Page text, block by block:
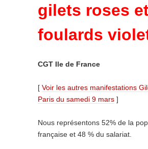
gilets roses
foulards
CGT Ile de France
[ Voir les autres manifestations
Paris du samedi 9 mars ]
Nous représentons 52% de la
française et 48 % du salariat.